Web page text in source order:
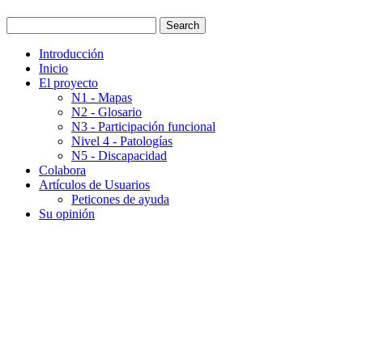
Introducción
Inicio
El proyecto
N1 - Mapas
N2 - Glosario
N3 - Participación funcional
Nivel 4 - Patologías
N5 - Discapacidad
Colabora
Artículos de Usuarios
Peticones de ayuda
Su opinión